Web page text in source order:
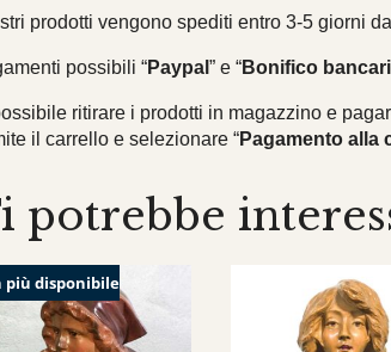
prodotti vengono spediti entro 3-5 giorni
possibili “Paypal” e “Bonifico
ritirare i prodotti in magazzino e
il carrello e selezionare “Pagamento alla
potrebbe
più disponibile